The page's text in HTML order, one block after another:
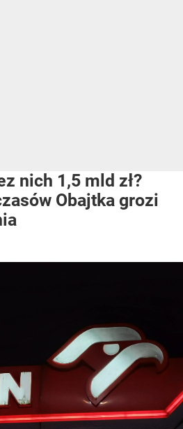
nich 1,5 mld zł?
Obajtka grozi